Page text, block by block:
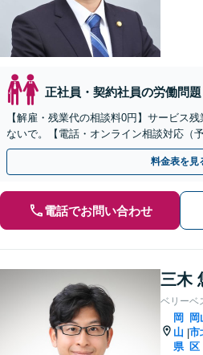
正社員・契約社員の労働問題
【解雇・残業代の相談料0円】サービス
ないで。【電話・オンライン相談対応（予
料金表を見
電話でお問い合わせ
三木
ベリーベ
岡
山
県
|
岡
市
区